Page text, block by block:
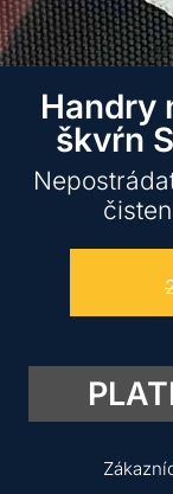
Handry
škvŕn